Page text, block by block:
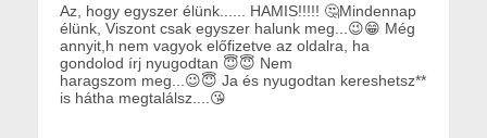
Az, hogy egyszer élünk...... HAMIS!!!!! 🤔Mindennap
élünk, Viszont csak egyszer halunk meg...😉😁 Még
annyit,h nem vagyok előfizetve az oldalra, ha
gondolod írj nyugodtan 😇😇 Nem
haragszom meg...😉😇 Ja és nyugodtan kereshetsz**
is hátha megtalálsz....😘